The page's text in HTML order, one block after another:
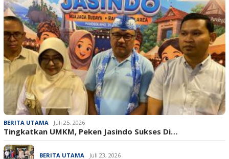
BERITA UTAMA Juli 25, 2026
Tingkatkan UMKM, Peken Jasindo Sukses Di…
BERITA UTAMA Juli 23, 2026